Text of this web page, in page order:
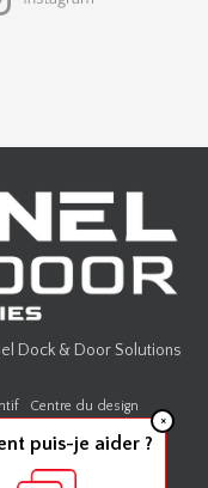
Dock & Door Solutions
Centre du design
de confidentialité
×
puis-je aider ?